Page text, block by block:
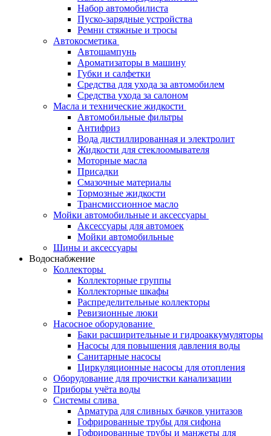
Набор автомобилиста
Пуско-зарядные устройства
Ремни стяжные и тросы
Автокосметика
Автошампунь
Ароматизаторы в машину
Губки и салфетки
Средства для ухода за автомобилем
Средства ухода за салоном
Масла и технические жидкости
Автомобильные фильтры
Антифриз
Вода дистиллированная и электролит
Жидкости для стеклоомывателя
Моторные масла
Присадки
Смазочные материалы
Тормозные жидкости
Трансмиссионное масло
Мойки автомобильные и аксессуары
Аксессуары для автомоек
Мойки автомобильные
Шины и аксессуары
Водоснабжение
Коллекторы
Коллекторные группы
Коллекторные шкафы
Распределительные коллекторы
Ревизионные люки
Насосное оборудование
Баки расширительные и гидроаккумуляторы
Насосы для повышения давления воды
Санитарные насосы
Циркуляционные насосы для отопления
Оборудование для прочистки канализации
Приборы учёта воды
Системы слива
Арматура для сливных бачков унитазов
Гофрированные трубы для сифона
Гофрированные трубы и манжеты для